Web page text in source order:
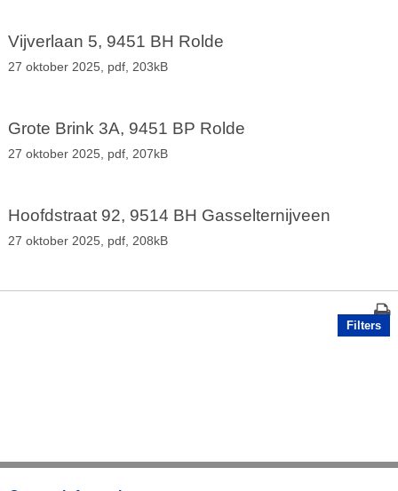
Vijverlaan 5, 9451 BH Rolde
27 oktober 2025, pdf, 203kB
Grote Brink 3A, 9451 BP Rolde
27 oktober 2025, pdf, 207kB
Hoofdstraat 92, 9514 BH Gasselternijveen
27 oktober 2025, pdf, 208kB
Filters